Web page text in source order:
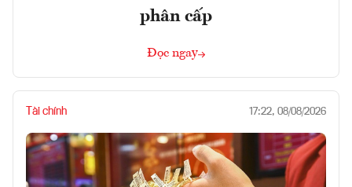
phân cấp
Đọc ngay
Tài chính 17:22, 08/08/2026